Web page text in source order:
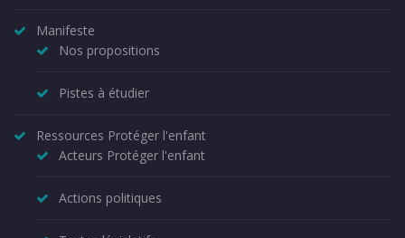
Manifeste
Nos propositions
Pistes à étudier
Ressources Protéger l'enfant
Acteurs Protéger l'enfant
Actions politiques